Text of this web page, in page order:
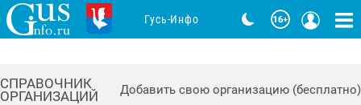
СПРАВОЧНИК
ОРГАНИЗАЦИЙ
Добавить свою организацию (бесплатно)
Гусь-Инфо